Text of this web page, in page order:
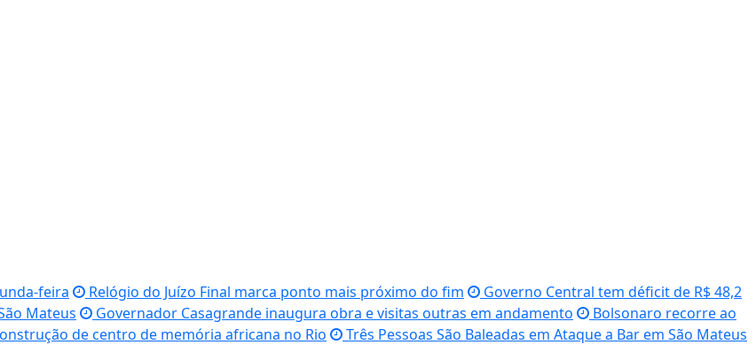
feira
Relógio do Juízo Final marca ponto mais próximo do fim
Governo Central tem déficit de R$ 48,2
Mateus Governador Casagrande inaugura obra e visitas outras em andamento
Bolsonaro recorre ao
de centro de memória africana no Rio
Três Pessoas São Baleadas em Ataque a Bar em São Mateus